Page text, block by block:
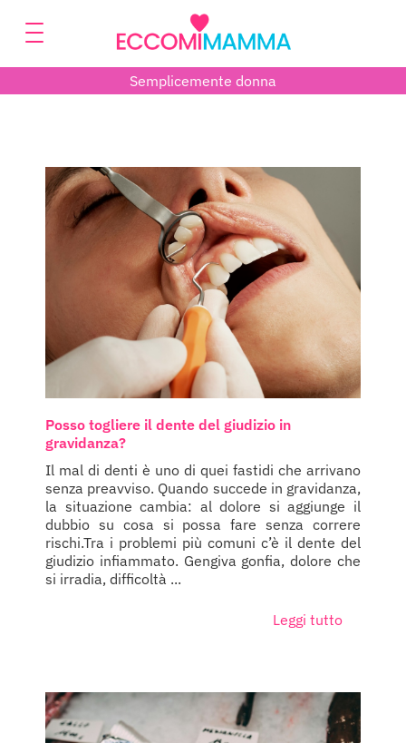
Semplicemente donna
Posso togliere il dente del giudizio in
gravidanza?
Il mal di denti è uno di quei fastidi che arrivano
senza preavviso. Quando succede in gravidanza,
la situazione cambia: al dolore si aggiunge il
dubbio su cosa si possa fare senza correre
rischi.Tra i problemi più comuni c’è il dente del
giudizio infiammato. Gengiva gonfia, dolore che
si irradia, difficoltà ...
Leggi tutto